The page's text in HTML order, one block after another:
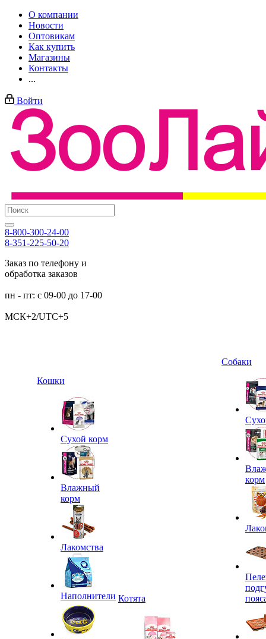
О компании
Новости
Оптовикам
Как купить
Магазины
Контакты
...
Войти
8-800-300-24-00
8-351-225-50-20
Заказ по телефону и
обработка заказов
пн - пт: с 09-00 до 17-00
МСК+2/UTC+5
Кошки
Сухой корм
Влажный
корм
Лакомства
Наполнители Котята
Собаки
корм